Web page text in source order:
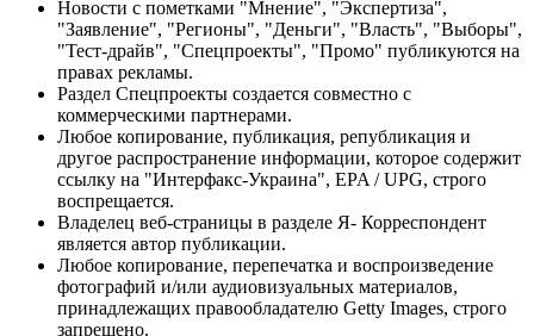
Новости с пометками "Мнение", "Экспертиза",
"Заявление", "Регионы", "Деньги", "Власть", "Выборы",
"Тест-драйв", "Спецпроекты", "Промо" публикуются на
правах рекламы.
Раздел Спецпроекты создается совместно с
коммерческими партнерами.
Любое копирование, публикация, републикация и
другое распространение информации, которое содержит
ссылку на "Интерфакс-Украина", EPA / UPG, строго
воспрещается.
Владелец веб-страницы в разделе Я- Корреспондент
является автор публикации.
Любое копирование, перепечатка и воспроизведение
фотографий и/или аудиовизуальных материалов,
принадлежащих правообладателю Getty Images, строго
запрещено.